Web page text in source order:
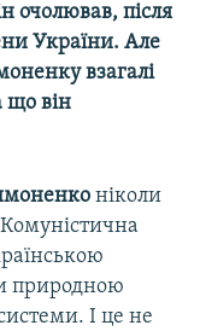
очолював, після
України. Але
взагалі
що він
ніколи
природною
І це не